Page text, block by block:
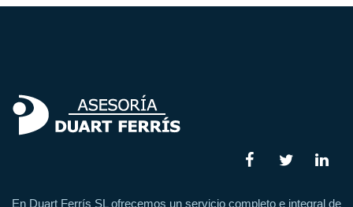
En Duart Ferrís SL ofrecemos un servicio completo e integral de